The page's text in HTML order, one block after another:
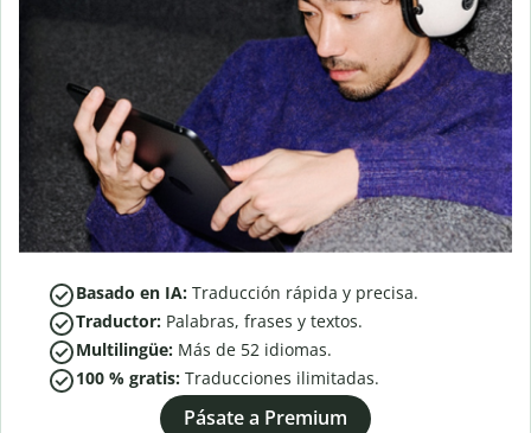
Basado en IA: Traducción rápida y precisa.
Traductor: Palabras, frases y textos.
Multilingüe: Más de 52 idiomas.
100 % gratis: Traducciones ilimitadas.
Pásate a Premium